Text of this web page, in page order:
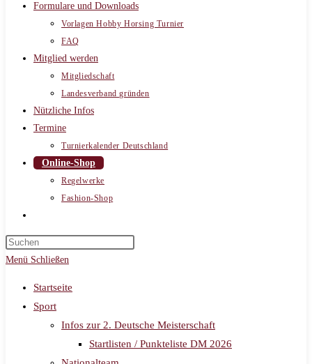
Formulare und Downloads
Vorlagen Hobby Horsing Turnier
FAQ
Mitglied werden
Mitgliedschaft
Landesverband gründen
Nützliche Infos
Termine
Turnierkalender Deutschland
Online-Shop
Regelwerke
Fashion-Shop
umschalten
Menü Schließen
Startseite
Sport
Infos zur 2. Deutsche Meisterschaft
Startlisten / Punkteliste DM 2026